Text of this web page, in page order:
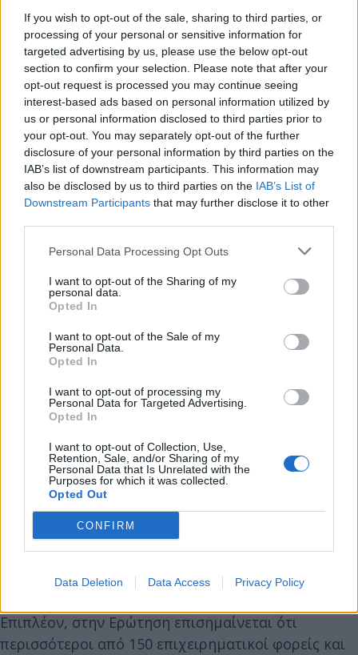
If you wish to opt-out of the sale, sharing to third parties, or
processing of your personal or sensitive information for
targeted advertising by us, please use the below opt-out
section to confirm your selection. Please note that after your
opt-out request is processed you may continue seeing
interest-based ads based on personal information utilized by
us or personal information disclosed to third parties prior to
your opt-out. You may separately opt-out of the further
disclosure of your personal information by third parties on the
IAB’s list of downstream participants. This information may
also be disclosed by us to third parties on the IAB’s List of
Downstream Participants that may further disclose it to other
Personal Data Processing Opt Outs
I want to opt-out of the Sharing of my
personal data.
Opted In
I want to opt-out of the Sale of my
Personal Data.
Opted In
I want to opt-out of processing my
Personal Data for Targeted Advertising.
Opted In
I want to opt-out of Collection, Use,
Retention, Sale, and/or Sharing of my
Personal Data that Is Unrelated with the
Purposes for which it was collected.
Opted Out
CONFIRM
Data Deletion Data Access Privacy Policy
Παράλληλα, τονίζεται ότι προκαλεί έντονο
προβληματισμό ο αποκλεισμός του Σ.Ε.ΒΙ.ΠΕ.Τ., του
ΠΑ.Σ.Ε.ΒΙ.ΠΕ. και των Επιμελητηρίων από τη
Νομοπαρασκευαστική Επιτροπή που επεξεργάζεται
τις αλλαγές στον Ν. 4982/2022, παρά τον θεσμικό
τους ρόλο και την άμεση γνώση των προβλημάτων
που αντιμετωπίζουν οι επιχειρήσεις.
Μεταξύ των ζητημάτων που έχουν καταγγελθεί από
τις επιχειρήσεις περιλαμβάνονται:
Υπέρογκες αυξήσεις κοινοχρήστων που σε
ορισμένες περιπτώσεις ξεπερνούν το 300%.
αποχέτευσης ως μέσο πίεσης για την καταβολή
κοινοχρήστων.
Έλλειψη επαρκούς εποπτείας και διαφάνειας στη
Περιορισμός των ιδιοκτησιακών και διοικητικών
δικαιωμάτων των εγκατεστημένων επιχειρήσεων.
Διατήρηση μονοπωλιακού καθεστώτος στη
διαχείριση των Επιχειρηματικών Πάρκων.
Επιπλέον, στην Ερώτηση επισημαίνεται ότι
περισσότεροι από 150 επιχειρηματικοί φορείς και